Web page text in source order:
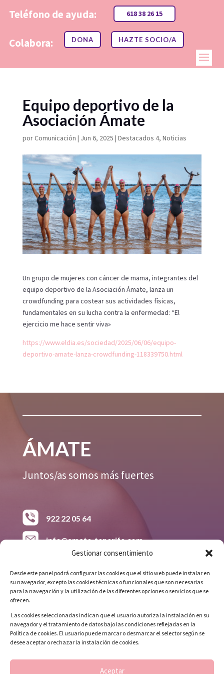
Gestionar consentimiento
Desde este panel podrá configurar las cookies que el sitio web puede instalar en
su navegador, excepto las cookies técnicas o funcionales que son necesarias
para la navegación y la utilización de las diferentes opciones o servicios que se
ofrecen.
Las cookies seleccionadas indican que el usuario autoriza la instalación en su
navegador y el tratamiento de datos bajo las condiciones reflejadas en la
Política de cookies. El usuario puede marcar o desmarcar el selector según se
desee aceptar o rechazar la instalación de cookies.
Aceptar
Teléfono de ayuda:
Colabora:
618 38 26 15
DONA HAZTE SOCIO/A
Equipo deportivo de la
Asociación Ámate
porComunicación | Jun 6, 2025 | Destacados 4, Noticias
Un grupo de mujeres con cáncer de mama, integrantes del
equipo deportivo de la Asociación Ámate, lanza un
crowdfunding para costear sus actividades físicas,
fundamentales en su lucha contra la enfermedad: “El
ejercicio me hace sentir viva»
https://www.eldia.es/sociedad/2025/06/06/equipo-
deportivo-amate-lanza-crowdfunding-118339750.html
ÁMATE
Juntos/as somos más fuertes
922 22 05 64
info@amate-tenerife.com
Avda. Príncipes de España. Grupo 148
Viviendas, Bloque C, Local 8
Síguenos